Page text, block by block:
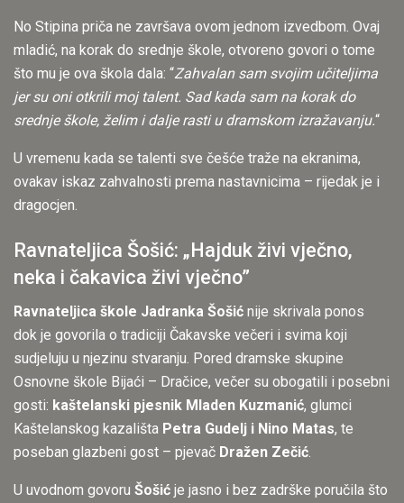
No Stipina priča ne završava ovom jednom izvedbom. Ovaj
mladić, na korak do srednje škole, otvoreno govori o tome
što mu je ova škola dala: “Zahvalan sam svojim učiteljima
jer su oni otkrili moj talent. Sad kada sam na korak do
srednje škole, želim i dalje rasti u dramskom izražavanju.“
U vremenu kada se talenti sve češće traže na ekranima,
ovakav iskaz zahvalnosti prema nastavnicima – rijedak je i
dragocjen.
Ravnateljica Šošić: „Hajduk živi vječno,
neka i čakavica živi vječno”
Ravnateljica škole Jadranka Šošić nije skrivala ponos
dok je govorila o tradiciji Čakavske večeri i svima koji
sudjeluju u njezinu stvaranju. Pored dramske skupine
Osnovne škole Bijaći – Dračice, večer su obogatili i posebni
gosti: kaštelanski pjesnik Mladen Kuzmanić, glumci
Kaštelanskog kazališta Petra Gudelj i Nino Matas, te
poseban glazbeni gost – pjevač Dražen Zečić.
U uvodnom govoru Šošić je jasno i bez zadrške poručila što